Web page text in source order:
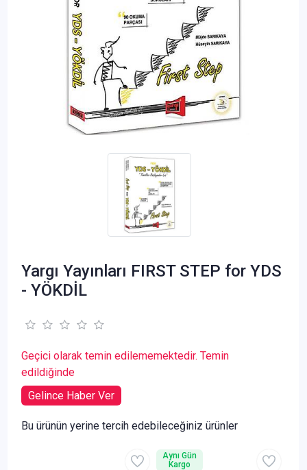
Yargı Yayınları FIRST STEP for YDS
- YÖKDİL
Geçici olarak temin edilememektedir. Temin
edildiğinde
Gelince Haber Ver
Bu ürünün yerine tercih edebileceğiniz ürünler
Aynı Gün
Kargo